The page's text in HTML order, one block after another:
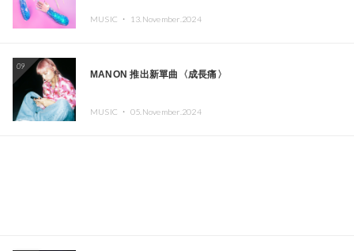
MUSIC ・ 13.November.2024
09
MANON 推出新單曲〈成長痛〉
MUSIC ・ 05.November.2024